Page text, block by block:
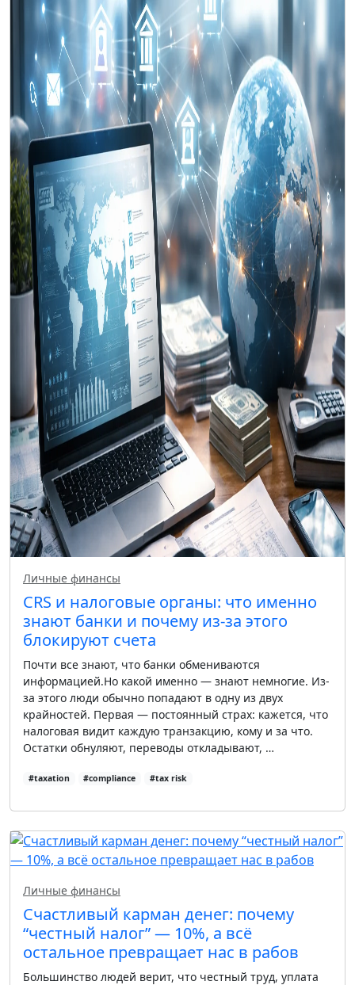
Личные финансы
CRS и налоговые органы: что именно
знают банки и почему из-за этого
блокируют счета
Почти все знают, что банки обмениваются
информацией.Но какой именно — знают немногие. Из-
за этого люди обычно попадают в одну из двух
крайностей. Первая — постоянный страх: кажется, что
налоговая видит каждую транзакцию, кому и за что.
Остатки обнуляют, переводы откладывают, …
#taxation #compliance #tax risk
Личные финансы
Счастливый карман денег: почему
“честный налог” — 10%, а всё
остальное превращает нас в рабов
Большинство людей верит, что честный труд, уплата